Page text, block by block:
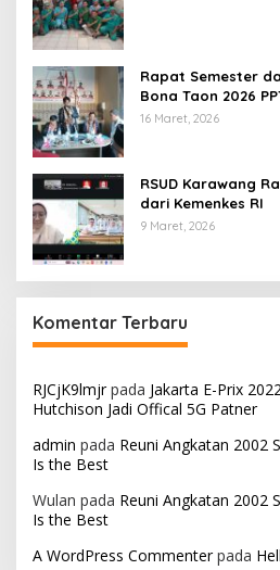
Rapat Semester
Bona Taon 2026
Digelar
16 Maret, 2026
RSUD Karawang
dari Kemenkes RI
9 Maret, 2026
Komentar Terbaru
RJCjK9lmjrpada Jakarta E-Prix
Hutchison Jadi Offical 5G Patner
admin pada Reuni Angkatan 2002
Is the Best
Wulan pada Reuni Angkatan 2002
Is the Best
A WordPress Commenterpada